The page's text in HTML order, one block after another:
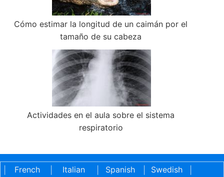
Cómo estimar la longitud de un caimán por el
tamaño de su cabeza
Actividades en el aula sobre el sistema
respiratorio
French Italian Spanish Swedish